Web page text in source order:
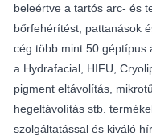
beleértve a tartós arc- és
bőrfehérítést, pattanások
cég több mint 50 géptípus
a Hydrafacial, HIFU,
pigment eltávolítás,
hegeltávolítás stb.
szolgáltatással és kiváló